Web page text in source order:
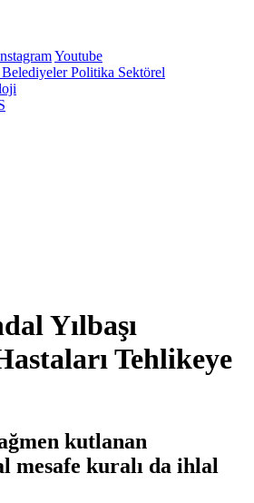
Youtube
BelediyelerPolitika Sektörel
Yılbaşı
Tehlikeye
kutlanan
mesafe kuralı da ihlal